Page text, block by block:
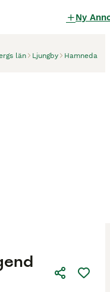
Ny
län Ljungby Hamneda